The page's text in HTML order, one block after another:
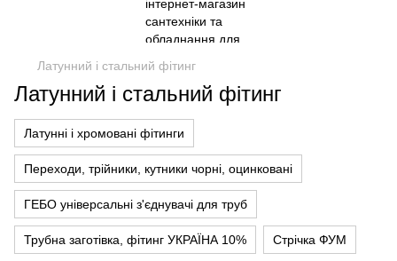
Латунний і стальний фітинг
Латунний і стальний фітинг
Латунні і хромовані фітинги
Переходи, трійники, кутники чорні, оцинковані
ГЕБО універсальні з'єднувачі для труб
Трубна заготівка, фітинг УКРАЇНА 10% Стрічка ФУМ